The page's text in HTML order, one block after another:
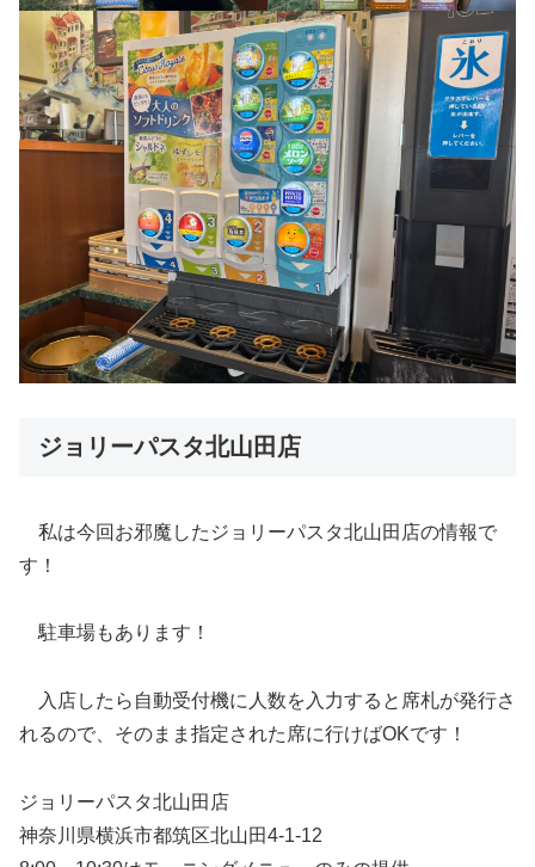
ジョリーパスタ北山田店
私は今回お邪魔したジョリーパスタ北山田店の情報で
す！
駐車場もあります！
入店したら自動受付機に人数を入力すると席札が発行さ
れるので、そのまま指定された席に行けばOKです！
ジョリーパスタ北山田店
神奈川県横浜市都筑区北山田4-1-12